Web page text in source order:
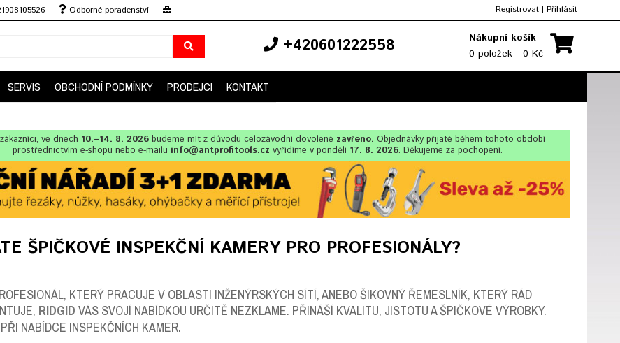
Odborné poradenství
Registrovat | Přihlásit
+420601222558
Nákupní košík
0 položek - 0 Kč
SERVIS OBCHODNÍ PODMÍNKY PRODEJCI KONTAKT
ve dnech 10.–14. 8. 2026 budeme mít z důvodu celozávodní dovolené zavřeno.Objednávky přijaté během tohoto období
prostřednictvím e-shopu nebo e-mailu info@antprofitools.cz vyřídíme v pondělí 17. 8. 2026. Děkujeme za pochopení.
ŠPIČKOVÉ INSPEKČNÍ KAMERY PRO PROFESIONÁLY?
KTERÝ PRACUJE V OBLASTI INŽENÝRSKÝCH SÍTÍ, ANEBO ŠIKOVNÝ ŘEMESLNÍK, KTERÝ RÁD
RIDGID VÁS SVOJÍ NABÍDKOU URČITĚ NEZKLAME. PŘINÁŠÍ KVALITU, JISTOTU A ŠPIČKOVÉ VÝROBKY.
NABÍDCE INSPEKČNÍCH KAMER.